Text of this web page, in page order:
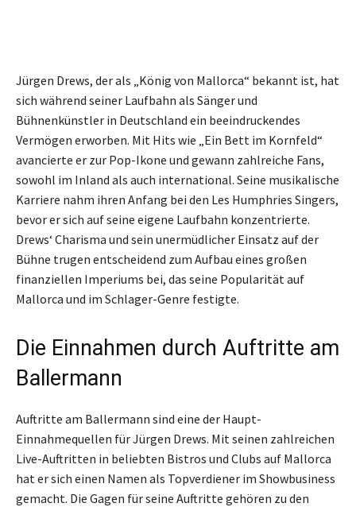
Jürgen Drews, der als „König von Mallorca“ bekannt ist, hat
sich während seiner Laufbahn als Sänger und
Bühnenkünstler in Deutschland ein beeindruckendes
Vermögen erworben. Mit Hits wie „Ein Bett im Kornfeld“
avancierte er zur Pop-Ikone und gewann zahlreiche Fans,
sowohl im Inland als auch international. Seine musikalische
Karriere nahm ihren Anfang bei den Les Humphries Singers,
bevor er sich auf seine eigene Laufbahn konzentrierte.
Drews‘ Charisma und sein unermüdlicher Einsatz auf der
Bühne trugen entscheidend zum Aufbau eines großen
finanziellen Imperiums bei, das seine Popularität auf
Mallorca und im Schlager-Genre festigte.
Die Einnahmen durch Auftritte am
Ballermann
Auftritte am Ballermann sind eine der Haupt-
Einnahmequellen für Jürgen Drews. Mit seinen zahlreichen
Live-Auftritten in beliebten Bistros und Clubs auf Mallorca
hat er sich einen Namen als Topverdiener im Showbusiness
gemacht. Die Gagen für seine Auftritte gehören zu den